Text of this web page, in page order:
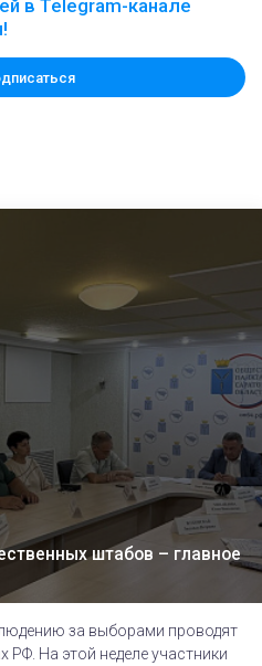
в Telegram-канале
штабов – главное
за выборами проводят
РФ. На этой неделе участники